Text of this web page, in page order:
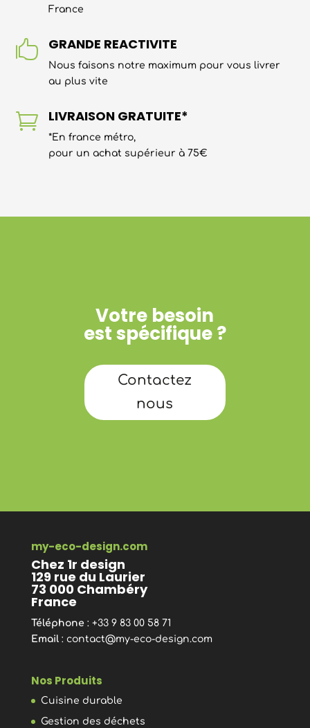
France
 GRANDE REACTIVITE
Nous faisons notre maximum pour vous livrer
au plus vite
 LIVRAISON GRATUITE*
*En france métro,
pour un achat supérieur à 75€
Votre besoin
est spécifique ?
Contactez
nous
my-eco-design.com
Chez 1r design
129 rue du Laurier
73 000 Chambéry
France
Téléphone : +33 9 83 00 58 71
Email: contact@my-eco-design.com
Nos Produits
Cuisine durable
Gestion des déchets